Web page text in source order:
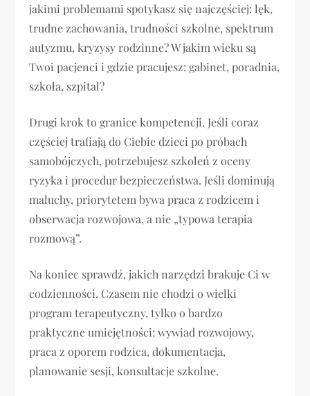
jakimi problemami spotykasz się najczęściej: lęk,
trudne zachowania, trudności szkolne, spektrum
autyzmu, kryzysy rodzinne? W jakim wieku są
Twoi pacjenci i gdzie pracujesz: gabinet, poradnia,
szkoła, szpital?
Drugi krok to granice kompetencji. Jeśli coraz
częściej trafiają do Ciebie dzieci po próbach
samobójczych, potrzebujesz szkoleń z oceny
ryzyka i procedur bezpieczeństwa. Jeśli dominują
maluchy, priorytetem bywa praca z rodzicem i
obserwacja rozwojowa, a nie „typowa terapia
rozmową”.
Na koniec sprawdź, jakich narzędzi brakuje Ci w
codzienności. Czasem nie chodzi o wielki
program terapeutyczny, tylko o bardzo
praktyczne umiejętności: wywiad rozwojowy,
praca z oporem rodzica, dokumentacja,
planowanie sesji, konsultacje szkolne.